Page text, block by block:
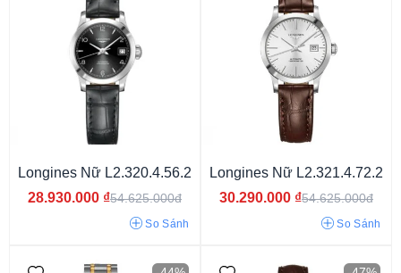
Mặt màu xanh
Mặt màu đen
Mặt màu đỏ
Mặt màu vàng
Mặt cát vàng
Mặt màu xám
Mặt màu cam
Mặt màu bạc
Mặt xám ghi Mặt khảm đá
Longines Nữ L2.320.4.56.2
28.930.000 ₫54.625.000đ
So Sánh
Longines Nữ L2.321.4.72.2
30.290.000 ₫54.625.000đ
So Sánh